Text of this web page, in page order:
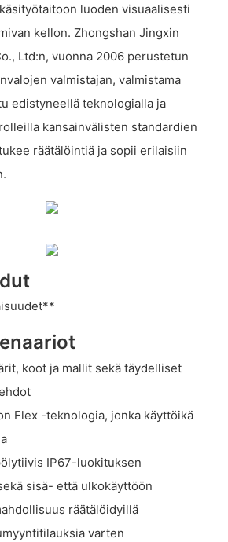
luoden visuaalisesti
kellon. Zhongshan Jingxin
Ltd:n, vuonna 2006 perustetun
valmistajan, valmistama
edistyneellä teknologialla ja
kansainvälisten standardien
räätälöintiä ja sopii erilaisiin
koot ja mallit sekä täydelliset
Flex -teknologia, jonka käyttöikä
IP67-luokituksen
sisä- että ulkokäyttöön
räätälöidyillä
varten